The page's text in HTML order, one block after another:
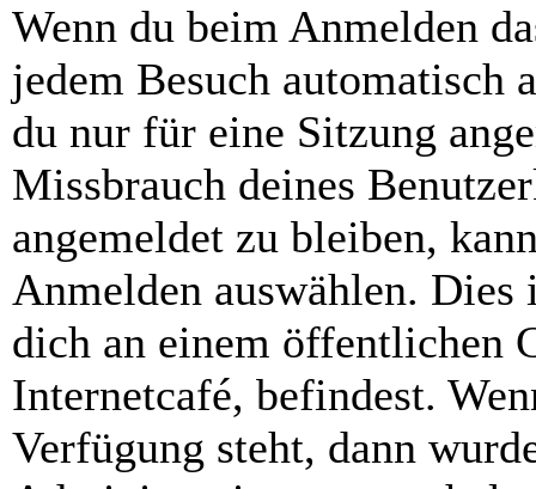
Wenn du beim Anmelden
jedem Besuch automatisch
du nur für eine Sitzung
Missbrauch deines
angemeldet zu bleiben,
Anmelden auswählen.
dich an einem öffentlichen
Internetcafé, befindest.
Verfügung steht, dann